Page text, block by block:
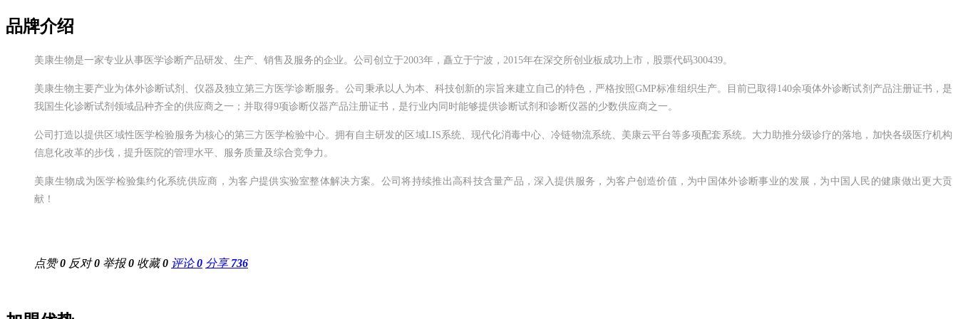
品牌介绍
美康生物是一家专业从事医学诊断产品研发、生产、销售及服务的企业。公司创立于2003年，矗立于宁波，2015年在深交所创业板成功上市，股票代码300439。
美康生物主要产业为体外诊断试剂、仪器及独立第三方医学诊断服务。公司秉承以人为本、科技创新的宗旨来建立自己的特色，严格按照GMP标准组织生产。目前已取得140余项体外诊断试剂产品注册证书，是
我国生化诊断试剂领域品种齐全的供应商之一；并取得9项诊断仪器产品注册证书，是行业内同时能够提供诊断试剂和诊断仪器的少数供应商之一。
公司打造以提供区域性医学检验服务为核心的第三方医学检验中心。拥有自主研发的区域LIS系统、现代化消毒中心、冷链物流系统、美康云平台等多项配套系统。大力助推分级诊疗的落地，加快各级医疗机构
信息化改革的步伐，提升医院的管理水平、服务质量及综合竞争力。
美康生物成为医学检验集约化系统供应商，为客户提供实验室整体解决方案。公司将持续推出高科技含量产品，深入提供服务，为客户创造价值，为中国体外诊断事业的发展，为中国人民的健康做出更大贡
献！
点赞0 反对0 举报0 收藏0 评论0 分享736